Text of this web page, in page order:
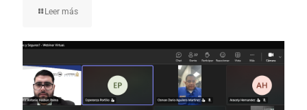
Leer más